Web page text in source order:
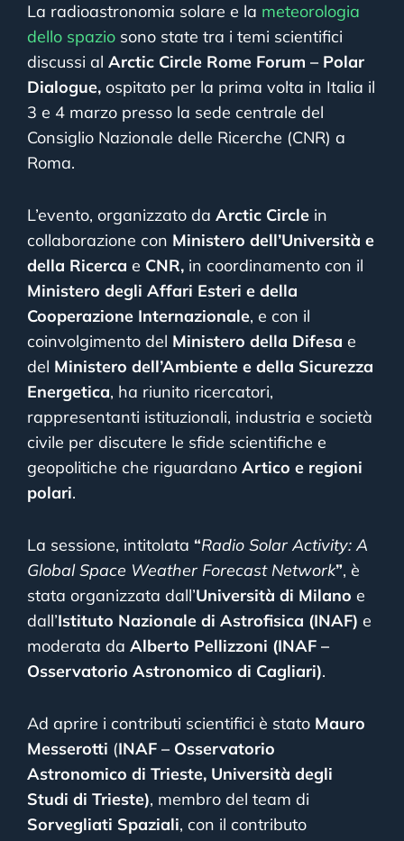
La radioastronomia solare e la meteorologia
dello spazio sono state tra i temi scientifici
discussi al Arctic Circle Rome Forum – Polar
Dialogue, ospitato per la prima volta in Italia il
3 e 4 marzo presso la sede centrale del
Consiglio Nazionale delle Ricerche (CNR) a
Roma.
L’evento, organizzato da Arctic Circle in
collaborazione con Ministero dell’Università e
della Ricerca e CNR, in coordinamento con il
Ministero degli Affari Esteri e della
Cooperazione Internazionale, e con il
coinvolgimento del Ministero della Difesa e
del Ministero dell’Ambiente e della Sicurezza
Energetica, ha riunito ricercatori,
rappresentanti istituzionali, industria e società
civile per discutere le sfide scientifiche e
geopolitiche che riguardano Artico e regioni
polari.
La sessione, intitolata “Radio Solar Activity: A
Global Space Weather Forecast Network”, è
stata organizzata dall’Università di Milano e
dall’Istituto Nazionale di Astrofisica (INAF) e
moderata da Alberto Pellizzoni (INAF –
Osservatorio Astronomico di Cagliari).
Ad aprire i contributi scientifici è stato Mauro
Messerotti (INAF – Osservatorio
Astronomico di Trieste, Università degli
Studi di Trieste), membro del team di
Sorvegliati Spaziali, con il contributo